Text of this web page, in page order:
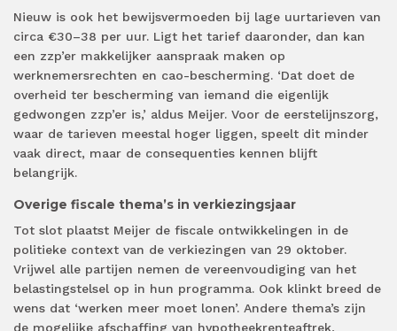
Nieuw is ook het bewijsvermoeden bij lage uurtarieven van
circa €30–38 per uur. Ligt het tarief daaronder, dan kan
een zzp’er makkelijker aanspraak maken op
werknemersrechten en cao-bescherming. ‘Dat doet de
overheid ter bescherming van iemand die eigenlijk
gedwongen zzp’er is,’ aldus Meijer. Voor de eerstelijnszorg,
waar de tarieven meestal hoger liggen, speelt dit minder
vaak direct, maar de consequenties kennen blijft
belangrijk.
Overige fiscale thema’s in verkiezingsjaar
Tot slot plaatst Meijer de fiscale ontwikkelingen in de
politieke context van de verkiezingen van 29 oktober.
Vrijwel alle partijen nemen de vereenvoudiging van het
belastingstelsel op in hun programma. Ook klinkt breed de
wens dat ‘werken meer moet lonen’. Andere thema’s zijn
de mogelijke afschaffing van hypotheekrenteaftrek,